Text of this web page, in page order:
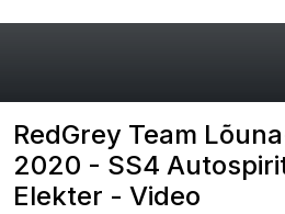
RedGrey Team
2020 - SS4
Elekter - Video